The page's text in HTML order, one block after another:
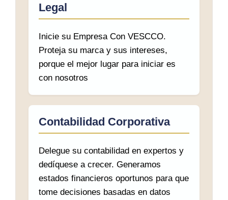
Legal
Inicie su Empresa Con VESCCO.
Proteja su marca y sus intereses,
porque el mejor lugar para iniciar es
con nosotros
Contabilidad Corporativa
Delegue su contabilidad en expertos y
dedíquese a crecer. Generamos
estados financieros oportunos para que
tome decisiones basadas en datos